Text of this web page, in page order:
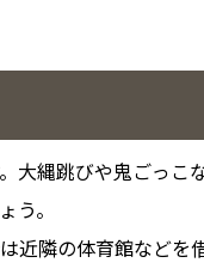
大縄跳びや鬼ごっ
う。
隣の体育館などを